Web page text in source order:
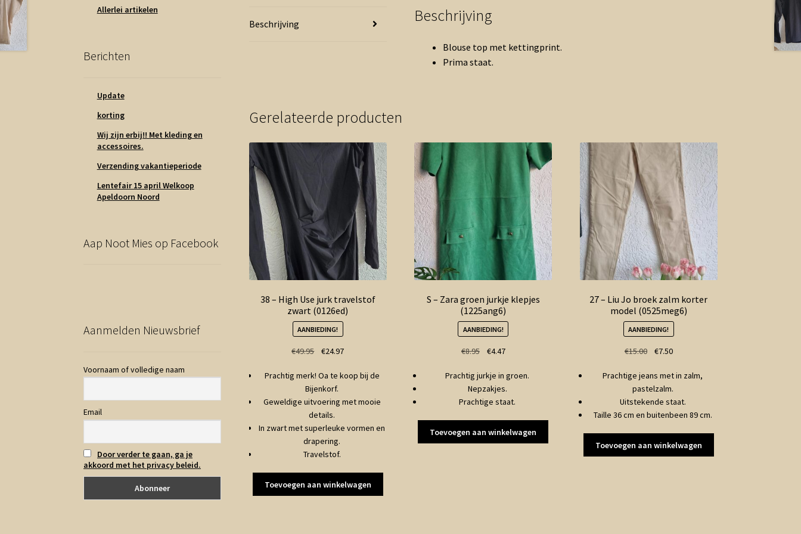
Beschrijving Beschrijving
Blouse top met kettingprint.
Prima staat.
Gerelateerde producten
38 – High Use jurk travelstof
zwart (0126ed)
AANBIEDING!
€49.95
Oorspronkelijke
was:
€49.95.
€24.97Huidige
is:
Prachtig merk! Oa te koop bij de
Bijenkorf.
Geweldige uitvoering met mooie
details.
In zwart met superleuke vormen en
drapering.
Travelstof.
Toevoegen aan winkelwagen
S – Zara groen jurkje klepjes
(1225ang6)
AANBIEDING!
€8.95
Oorspronkelijke
was:
€8.95.
€4.47Huidige
is:
€4.47.
Prachtig jurkje in groen.
Nepzakjes.
Prachtige staat.
Toevoegen aan winkelwagen
27 – Liu Jo broek zalm korter
model (0525meg6)
AANBIEDING!
€15.00
Oorspronkelijke
was:
€15.00.
€7.50Huidige
is:
€7.50.
Prachtige jeans met in zalm,
pastelzalm.
Uitstekende staat.
Taille 36 cm en buitenbeen 89 cm.
Toevoegen aan winkelwagen
Allerlei artikelen
Berichten
Update
korting
Wij zijn erbij!! Met kleding en
accessoires.
Verzending vakantieperiode
Lentefair 15 april Welkoop
Apeldoorn Noord
Aap Noot Mies op Facebook
Aanmelden Nieuwsbrief
Voornaam of volledige naam
Email
Door verder te gaan, ga je
akkoord met het privacy beleid.